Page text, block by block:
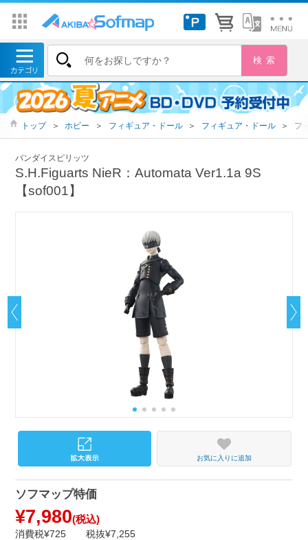
トップ ＞ ホビー ＞ フィギュア・ドール ＞ フィギュア・ドール ＞ フ
バンダイスピリッツ
S.H.Figuarts NieR：Automata Ver1.1a 9S
【sof001】
お気に入りに追加
ソフマップ特価
¥7,980(税込)
消費税¥725 税抜¥7,255